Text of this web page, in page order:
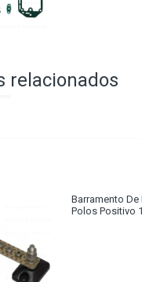
relacionados
Barramento
Polos Positivo